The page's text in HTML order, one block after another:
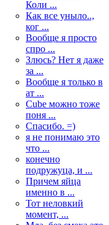
Коли ...
Как все уныло..,
ког ...
Вообще я просто
спро ...
Злюсь? Нет я даже
за ...
Вообще я только в
ат ...
Cube можно тоже
поня ...
Спасибо. =)
я не понимаю это
что ...
конечно
подружуца, и ...
Причем яйца
именно в ...
Тот неловкий
момент, ...